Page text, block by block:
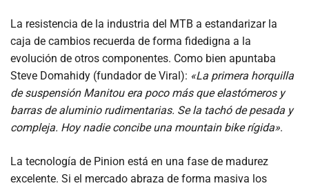
La resistencia de la industria del MTB a estandarizar la
caja de cambios recuerda de forma fidedigna a la
evolución de otros componentes. Como bien apuntaba
Steve Domahidy (fundador de Viral): «La primera horquilla
de suspensión Manitou era poco más que elastómeros y
barras de aluminio rudimentarias. Se la tachó de pesada y
compleja. Hoy nadie concibe una mountain bike rígida».
La tecnología de Pinion está en una fase de madurez
excelente. Si el mercado abraza de forma masiva los